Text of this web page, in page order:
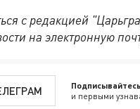
с редакцией
на электронную
и первыми